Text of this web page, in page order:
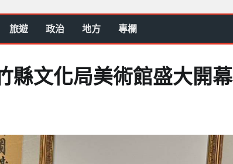
旅遊 政治 地方 專欄
縣文化局美術館盛大開幕